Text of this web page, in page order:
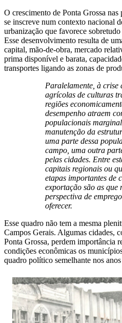
O crescimento de Ponta Grossa
se inscreve num contexto nacional
urbanização que favorece
Esse desenvolvimento resulta de
capital, mão-de-obra, mercado
prima disponível e barata,
transportes ligando as zonas de
Paralelamente, à crise
agrícolas de culturas
regiões
desempenho atraem
populacionais
manutenção da
uma parte dessa
campo, uma outra
pelas cidades. Entre
capitais regionais ou
etapas importantes de
exportação são as que
perspectiva de
oferecer.
Esse quadro não tem a mesma
Campos Gerais. Algumas cidades,
Ponta Grossa, perdem importância
condições econômicas os
quadro político semelhante nos